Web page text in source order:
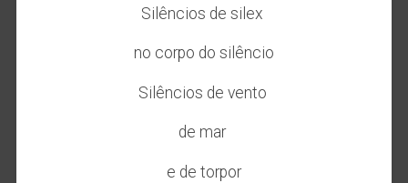
Silêncios de silex
no corpo do silêncio
Silêncios de vento
de mar
e de torpor